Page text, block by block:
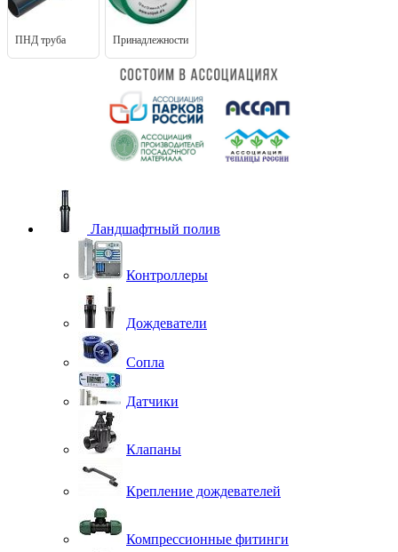
ПНД труба Принадлежности
Ландшафтный полив
Контроллеры
Дождеватели
Сопла
Датчики
Клапаны
Крепление дождевателей
Компрессионные фитинги